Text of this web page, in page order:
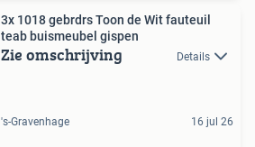
3x 1018 gebrdrs Toon de Wit fauteuil
teab buismeubel gispen
Zie omschrijving Details
's-Gravenhage 16 jul 26